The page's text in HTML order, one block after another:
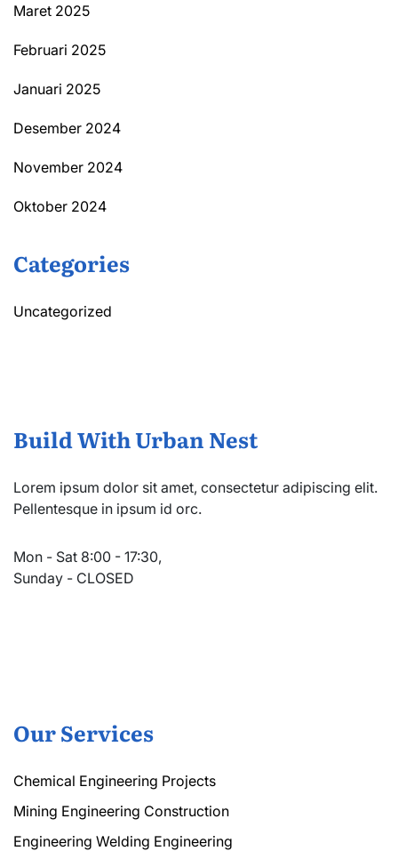
Maret 2025
Februari 2025
Januari 2025
Desember 2024
November 2024
Oktober 2024
Categories
Uncategorized
Build With Urban Nest
Lorem ipsum dolor sit amet, consectetur adipiscing elit.
Pellentesque in ipsum id orc.
Mon - Sat 8:00 - 17:30,
Sunday - CLOSED
Our Services
Chemical Engineering Projects
Mining Engineering Construction
Engineering Welding Engineering